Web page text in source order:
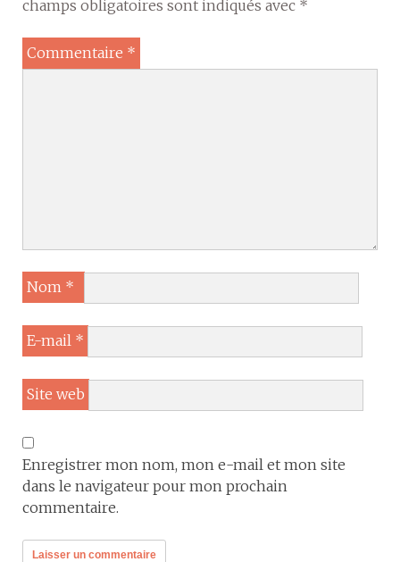
champs obligatoires sont indiqués avec *
Commentaire *
Nom *
E-mail *
Site web
Enregistrer mon nom, mon e-mail et mon site
dans le navigateur pour mon prochain
commentaire.